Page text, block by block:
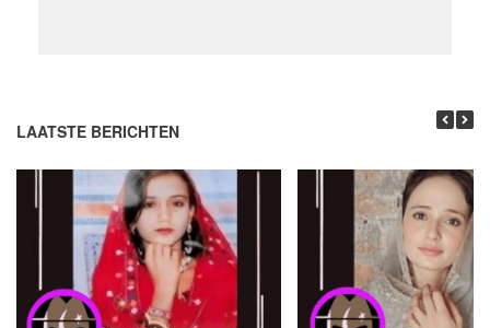
LAATSTE BERICHTEN